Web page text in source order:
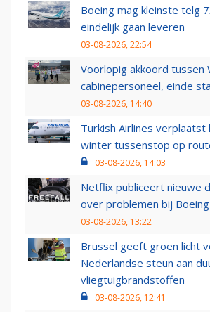
Boeing mag kleinste telg
eindelijk gaan leveren
03-08-2026, 22:54
Voorlopig akkoord tussen
cabinepersoneel, einde
03-08-2026, 14:40
Turkish Airlines verplaatst
winter tussenstop op
03-08-2026, 14:03
Netflix publiceert nieuwe
over problemen bij Boeing
03-08-2026, 13:22
Brussel geeft groen licht
Nederlandse steun aan
vliegtuigbrandstoffen
03-08-2026, 12:41